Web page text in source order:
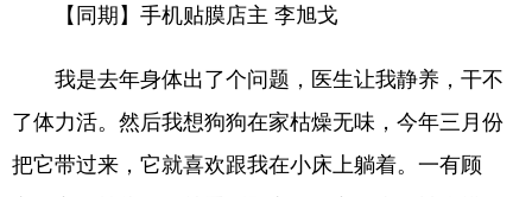
【同期】手机贴膜店主 李旭戈
我是去年身体出了个问题，医生让我静养，干不
了体力活。然后我想狗狗在家枯燥无味，今年三月份
把它带过来，它就喜欢跟我在小床上躺着。一有顾